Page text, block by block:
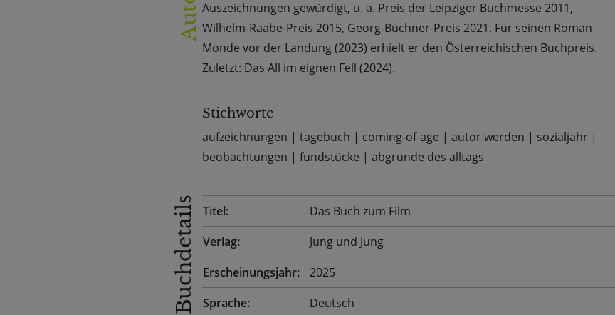
Auszeichnungen gewürdigt, u. a. Preis der Leipziger Buchmesse 2011,
Wilhelm-Raabe-Preis 2015, Georg-Büchner-Preis 2021. Für seinen Roman
Monde vor der Landung (2023) erhielt er den Österreichischen Buchpreis.
Zuletzt: Das All im eignen Fell (2024).
Stichworte
aufzeichnungen | tagebuch | coming-of-age | autor werden | sozialjahr|
beobachtungen | fundstücke | abgründe des alltags
Buchdetails Titel:
Das Buch zum Film
Verlag:
Jung und Jung
Erscheinungsjahr:
2025
Sprache:
Deutsch